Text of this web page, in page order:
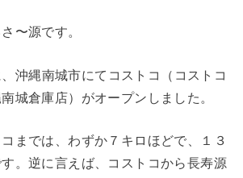
〜源です。
沖縄南城市にてコストコ（コストコ
城倉庫店）がオープンしました。
までは、わずか７キロほどで、１３
。逆に言えば、コストコから長寿源